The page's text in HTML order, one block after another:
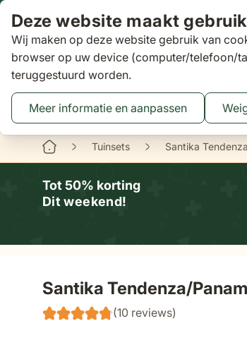
Deze website maakt
Wij maken op deze website gebruik van
browser op uw device (computer/telefoon/
teruggestuurd worden.
Meer informatie en aanpassen
Ga naar de inhoud
Zoeken
AanbiedingenTuinsets
Toggle
Binnen 3 dagengratis bezorgd 16 XXL
Tuinsets Santika
Tot 50% korting
Dit weekend!
Santika Tendenza/
(10 reviews)